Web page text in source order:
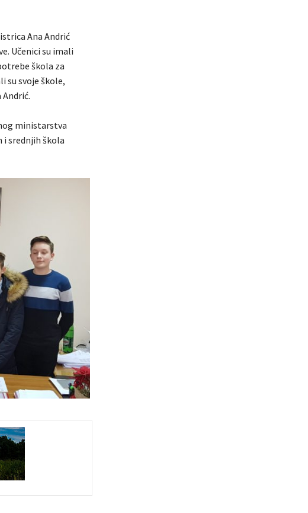
Ana Andrić
Učenici su imali
škola za
su svoje škole,
ministarstva
srednjih škola